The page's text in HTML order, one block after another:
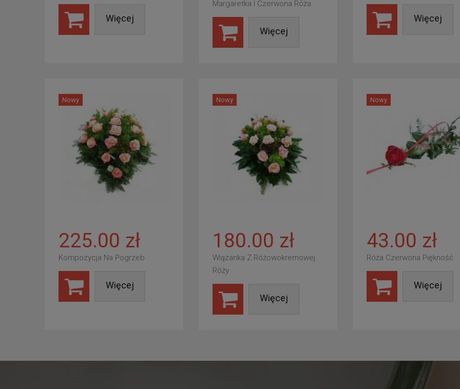
Więcej
Margaretka I Czerwona Róża
Więcej
Więcej
Nowy
225.00 zł
Kompozycja Na Pogrzeb
Więcej
Nowy
180.00 zł
Wiązanka Z Różowokremowej
Róży
Więcej
Nowy
43.00 zł
Róża Czerwona Piękność
Więcej